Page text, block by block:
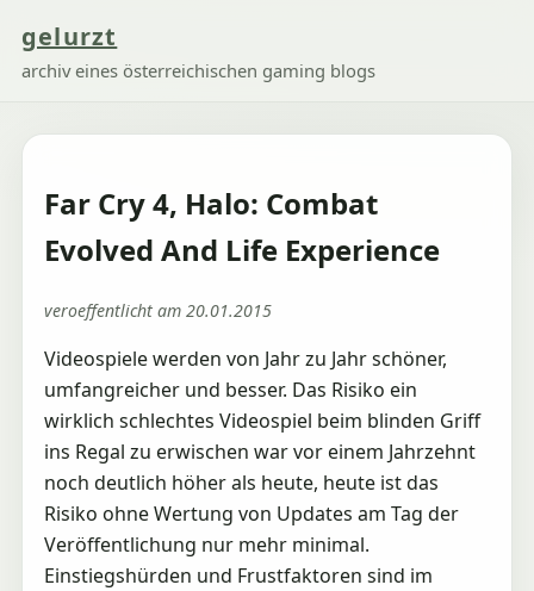
gelurzt
archiv eines österreichischen gaming blogs
Far Cry 4, Halo: Combat
Evolved And Life Experience
veroeffentlicht am 20.01.2015
Videospiele werden von Jahr zu Jahr schöner,
umfangreicher und besser. Das Risiko ein
wirklich schlechtes Videospiel beim blinden Griff
ins Regal zu erwischen war vor einem Jahrzehnt
noch deutlich höher als heute, heute ist das
Risiko ohne Wertung von Updates am Tag der
Veröffentlichung nur mehr minimal.
Einstiegshürden und Frustfaktoren sind im